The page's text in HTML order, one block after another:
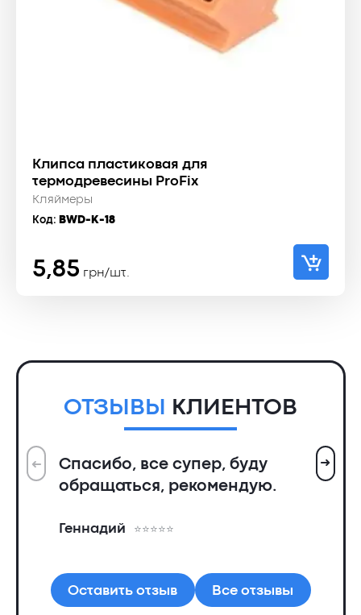
Клипса пластиковая для
термодревесины ProFix
Кляймеры
Код: BWD-K-18
5,85 грн/шт.
ОТЗЫВЫ КЛИЕНТОВ
Спасибо, все супер, буду
обращаться, рекомендую.
Геннадий
➜ ➜
Оставить отзыв Все отзывы